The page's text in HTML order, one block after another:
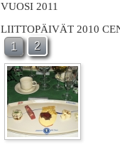
VUOSI 2011
LIITTOPÄIVÄT 2010
1 2